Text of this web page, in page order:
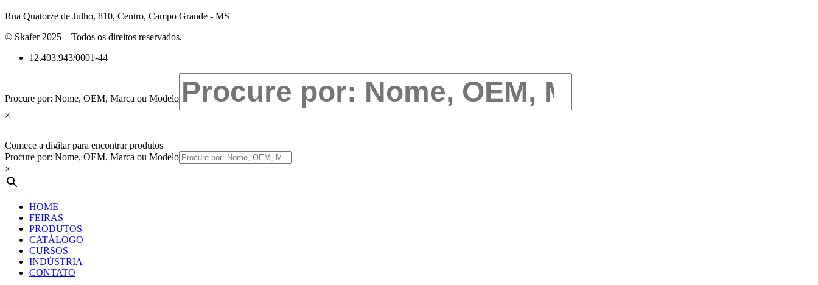
Rua Quatorze de Julho, 810, Centro, Campo Grande - MS
© Skafer 2025 – Todos os direitos reservados.
12.403.943/0001-44
Procure por: Nome, OEM, Marca ou Modelo
×
Comece a digitar para encontrar produtos
Procure por: Nome, OEM, Marca ou Modelo
×
HOME
FEIRAS
PRODUTOS
CATÁLOGO
CURSOS
INDÚSTRIA
CONTATO